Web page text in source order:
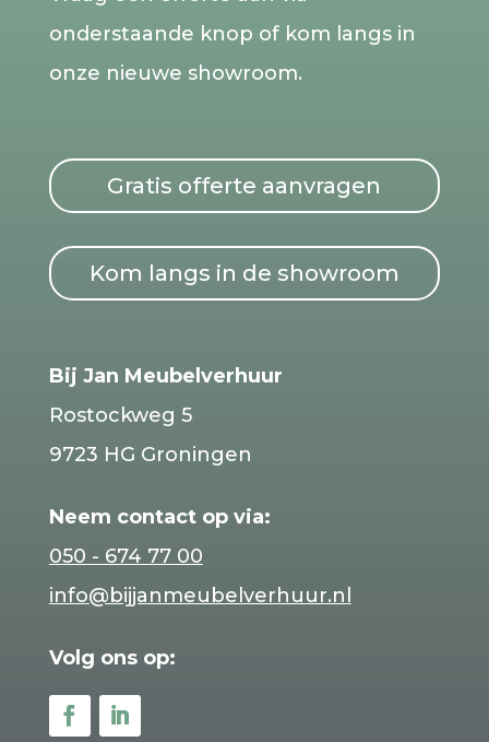
onderstaande knop of kom langs in
onze nieuwe showroom.
Gratis offerte aanvragen
Kom langs in de showroom
Bij Jan Meubelverhuur
Rostockweg 5
9723 HG Groningen
Neem contact op via:
050 - 674 77 00
info@bijjanmeubelverhuur.nl
Volg ons op: